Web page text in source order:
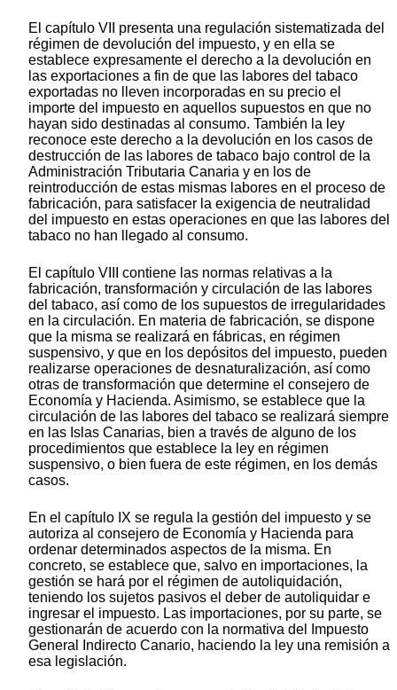
El capítulo VII presenta una regulación sistematizada del
régimen de devolución del impuesto, y en ella se
establece expresamente el derecho a la devolución en
las exportaciones a fin de que las labores del tabaco
exportadas no lleven incorporadas en su precio el
importe del impuesto en aquellos supuestos en que no
hayan sido destinadas al consumo. También la ley
reconoce este derecho a la devolución en los casos de
destrucción de las labores de tabaco bajo control de la
Administración Tributaria Canaria y en los de
reintroducción de estas mismas labores en el proceso de
fabricación, para satisfacer la exigencia de neutralidad
del impuesto en estas operaciones en que las labores del
tabaco no han llegado al consumo.
El capítulo VIII contiene las normas relativas a la
fabricación, transformación y circulación de las labores
del tabaco, así como de los supuestos de irregularidades
en la circulación. En materia de fabricación, se dispone
que la misma se realizará en fábricas, en régimen
suspensivo, y que en los depósitos del impuesto, pueden
realizarse operaciones de desnaturalización, así como
otras de transformación que determine el consejero de
Economía y Hacienda. Asimismo, se establece que la
circulación de las labores del tabaco se realizará siempre
en las Islas Canarias, bien a través de alguno de los
procedimientos que establece la ley en régimen
suspensivo, o bien fuera de este régimen, en los demás
casos.
En el capítulo IX se regula la gestión del impuesto y se
autoriza al consejero de Economía y Hacienda para
ordenar determinados aspectos de la misma. En
concreto, se establece que, salvo en importaciones, la
gestión se hará por el régimen de autoliquidación,
teniendo los sujetos pasivos el deber de autoliquidar e
ingresar el impuesto. Las importaciones, por su parte, se
gestionarán de acuerdo con la normativa del Impuesto
General Indirecto Canario, haciendo la ley una remisión a
esa legislación.